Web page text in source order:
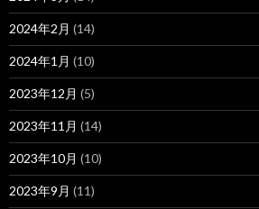
2024年2月 (14)
2024年1月 (10)
2023年12月 (5)
2023年11月 (14)
2023年10月 (10)
2023年9月 (11)